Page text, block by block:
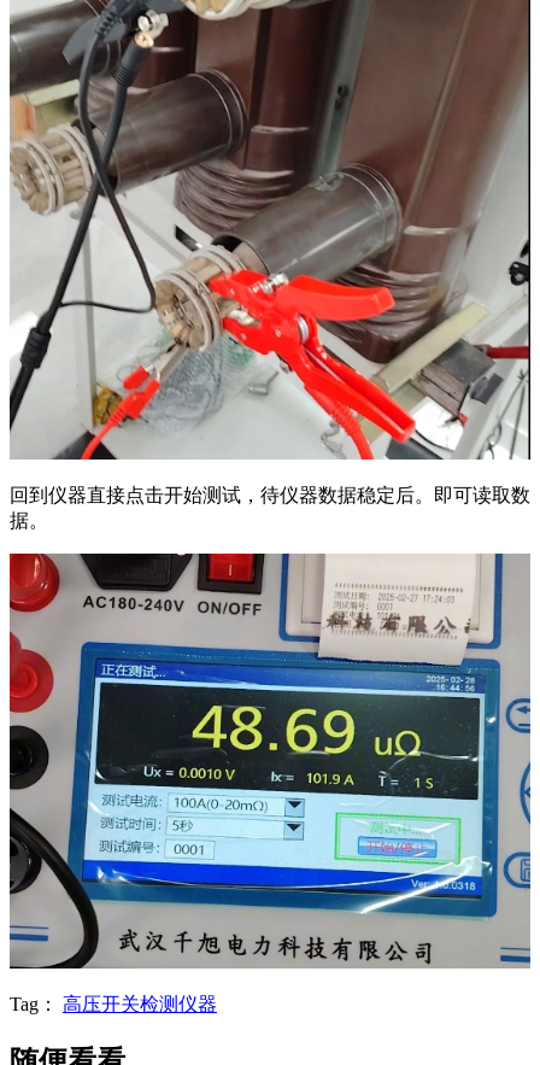
回到仪器直接点击开始测试，待仪器数据稳定后。即可读取数
据。
Tag： 高压开关检测仪器